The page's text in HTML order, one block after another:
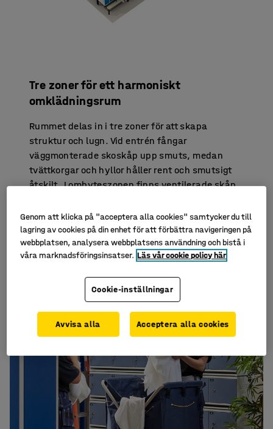
Tre zoner för ett harmoniskt
omklädningsrum
Rummet delas in i tre zoner för att skapa
struktur och lugn. Vid entrén fångar
väggmonterade skoskåp upp smuts, medan
tvättkorgar och hyllor håller rent och smutsigt
åtskilt. I ombyteszonen finns ventilerade skåp,
ombyte. Den tredje zonen erbjuder flexibla
sittplatser för återhämtning, med källsortering,
väggklocka och anslagstavla som förenklar
ordning och kommunikation.
Genom att klicka på "acceptera alla cookies" samtycker du till
lagring av cookies på din enhet för att förbättra navigeringen på
webbplatsen, analysera webbplatsens användning och bistå i
våra marknadsföringsinsatser. Läs vår cookie policy här
Cookie-inställningar
Avvisa alla Acceptera alla cookies